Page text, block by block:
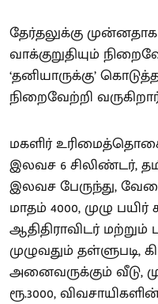
தேர்தலுக்கு
வாக்குறுதியும்
‘தனியாருக்கு’
நிறைவேற்றி
மகளிர்
இலவச 6 சிலிண்டர்,
இலவச பேருந்து,
மாதம் 4000, முழு
ஆதிதிராவிடர்
முழுவதும் தள்ளுபடி,
அனைவருக்கும் வீடு,
ரூ.3000,